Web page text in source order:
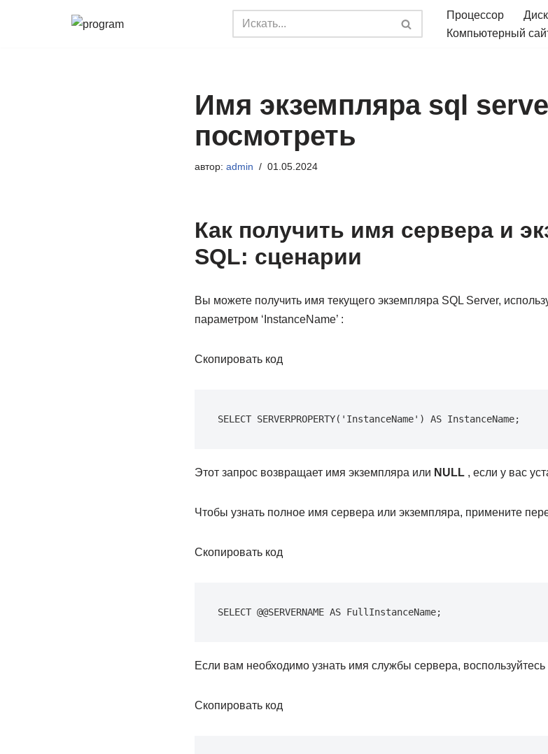
Процессор Диск
Компьютерный
Имя экземпляра sql
посмотреть
автор: admin 01.05.2024
Как получить имя сервера и
SQL: сценарии
Вы можете получить имя текущего экземпляра SQL Server,
параметром ‘InstanceName’ :
Скопировать код
SELECT SERVERPROPERTY('InstanceName') AS InstanceName;
Этот запрос возвращает имя экземпляра или NULL, если у вас
Чтобы узнать полное имя сервера или экземпляра, примените
Скопировать код
SELECT @@SERVERNAME AS FullInstanceName;
Если вам необходимо узнать имя службы сервера,
Скопировать код